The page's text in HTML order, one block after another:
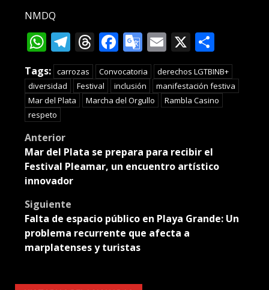
NMDQ
WhatsApp
Telegram
Threads
Facebook
Google
Translate
Email
X
Tags: carrozas Convocatoria
derechos LGTBINB+
diversidad
Festival inclusión
manifestación festiva
Mar del Plata
Marcha del Orgullo
Rambla Casino
respeto
Post
navigation
Anterior
Mar del Plata se prepara para recibir el
Festival Pleamar, un encuentro artístico
innovador
Siguiente
Falta de espacio público en Playa Grande: Un
problema recurrente que afecta a
marplatenses y turistas